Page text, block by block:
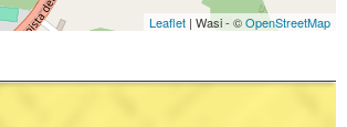
Leaflet | Wasi - ©OpenStreetMap